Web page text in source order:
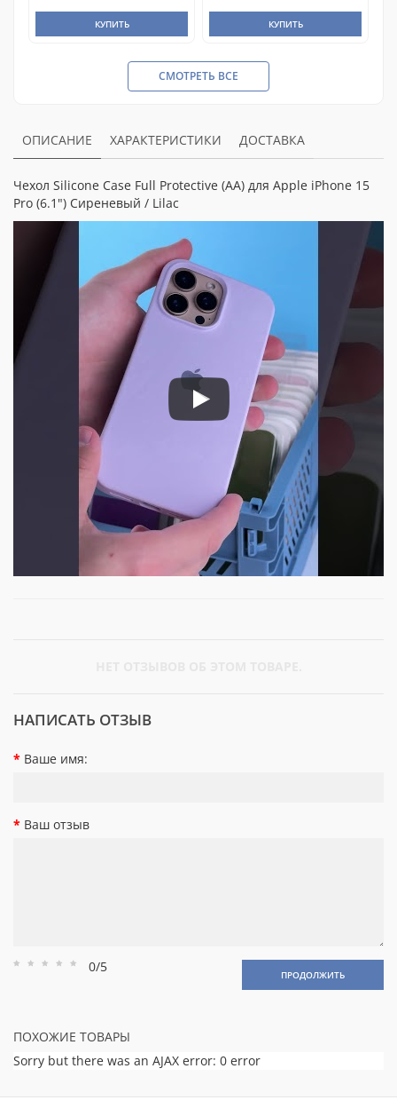
КУПИТЬ КУПИТЬ
СМОТРЕТЬ ВСЕ
ОПИСАНИЕ ХАРАКТЕРИСТИКИ ДОСТАВКА
Чехол Silicone Case Full Protective (AA) для Apple iPhone 15
Pro (6.1") Сиреневый / Lilac
НАПИСАТЬ ОТЗЫВ
Ваше имя:
Ваш отзыв
Рейтинг
Рейтинг
Рейтинг
Рейтинг
Рейтинг
0/5 ПРОДОЛЖИТЬ
ПОХОЖИЕ ТОВАРЫ
Sorry but there was an AJAX error: 0 error